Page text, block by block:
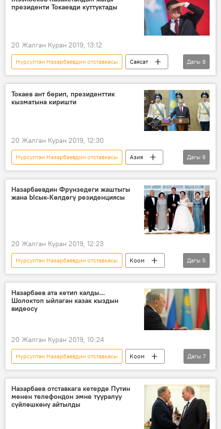
Казакстан
президенти Токаевди куттуктады
20 Жалган Куран 2019, 13:12
Нурсултан Назарбаевдин отставкасы
Саясат
Жаңылыктар
Азия
Дүйнөдө
Кыргызстан
Сооронбай Жээнбеков
Нурсултан Назарбаев
Дагы 8
Токаев ант берип, президенттик
кызматына киришти
20 Жалган Куран 2019, 12:30
Нурсултан Назарбаевдин отставкасы
Азия
Дүйнөдө
Жаңылыктар
Саясат
Казакстан
президент
Касым-Жомарт Токаев
Дагы 6
Назарбаевдин Фрунзедеги жаштыгы
жана Ысык-Көлдөгү резиденциясы
20 Жалган Куран 2019, 12:23
Нурсултан Назарбаевдин отставкасы
Коом
Кыргызстан
Жаңылыктар
Нурсултан Назарбаев
Казакстан
Дагы 5
Назарбаев ата кетип калды...
Шолоктоп ыйлаган казак кыздын
видеосу
20 Жалган Куран 2019, 10:24
Нурсултан Назарбаевдин отставкасы
Коом
Жаңылыктар
Азия
Дүйнөдө
Нурсултан Назарбаев
Казакстан
отставка
жеткинчек
Дагы 7
Назарбаев отставкага кетерде Путин
менен телефондон эмне тууралуу
сүйлөшкөнү айтылды